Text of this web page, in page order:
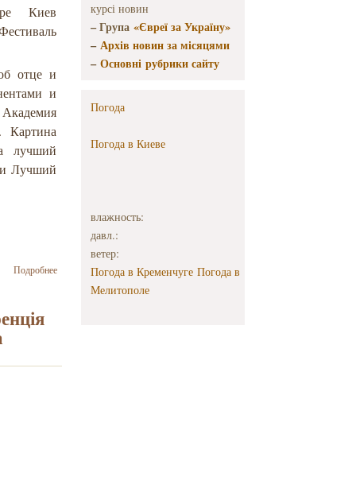
вечность…»
Киев
отце и
и
Академия
Картина
лучший
Лучший
Подробнеео В четырех
Украины в
пройдет
курсі новин
– Група «Євреї за Україну»
–Архів новин за місяцями
–Основні рубрики сайту
Погода
Погода в Киеве
влажность:
давл.:
ветер:
Погода в Кременчуге Погода в
Мелитополе